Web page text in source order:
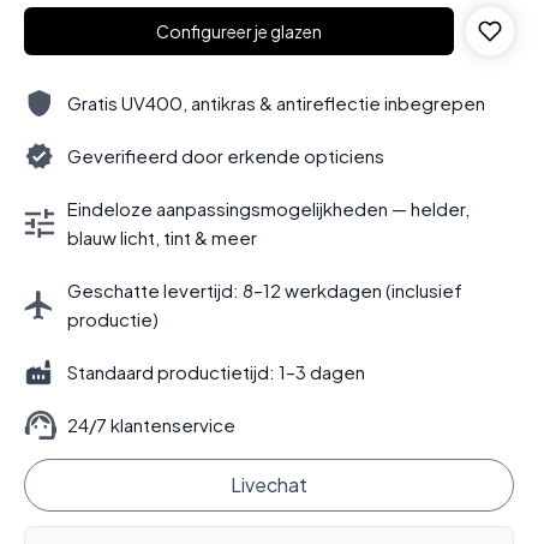
Configureer je glazen
Gratis UV400, antikras & antireflectie inbegrepen
Geverifieerd door erkende opticiens
Eindeloze aanpassingsmogelijkheden — helder,
blauw licht, tint & meer
Geschatte levertijd: 8–12 werkdagen (inclusief
productie)
Standaard productietijd: 1–3 dagen
24/7 klantenservice
Livechat